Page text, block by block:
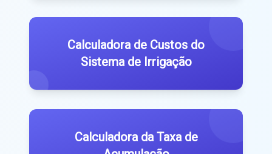
Calculadora de Custos do
Sistema de Irrigação
Calculadora da Taxa de